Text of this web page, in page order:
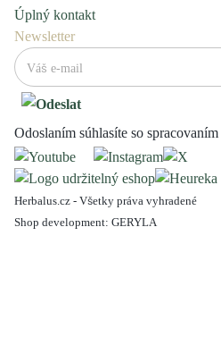
Úplný kontakt
Newsletter
Odoslaním súhlasíte so spracovaním
Herbalus.cz - Všetky práva vyhradené
Shop development: GERYLA